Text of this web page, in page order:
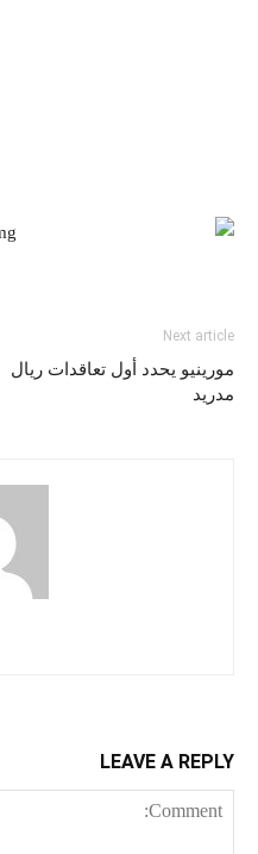
Next article
مورينيو يحدد أول تعاقدات ريال
مدريد
LEAVE A REPLY